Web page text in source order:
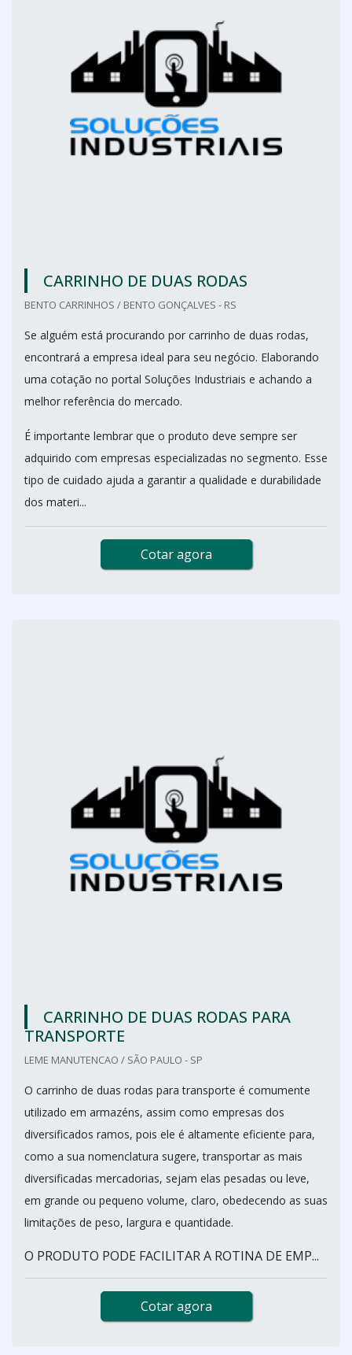
CARRINHO DE DUAS RODAS
BENTO CARRINHOS / BENTO GONÇALVES - RS
Se alguém está procurando por carrinho de duas rodas,
encontrará a empresa ideal para seu negócio. Elaborando
uma cotação no portal Soluções Industriais e achando a
melhor referência do mercado.
É importante lembrar que o produto deve sempre ser
adquirido com empresas especializadas no segmento. Esse
tipo de cuidado ajuda a garantir a qualidade e durabilidade
dos materi...
Cotar agora
CARRINHO DE DUAS RODAS PARA
TRANSPORTE
LEME MANUTENCAO / SÃO PAULO - SP
O carrinho de duas rodas para transporte é comumente
utilizado em armazéns, assim como empresas dos
diversificados ramos, pois ele é altamente eficiente para,
como a sua nomenclatura sugere, transportar as mais
diversificadas mercadorias, sejam elas pesadas ou leve,
em grande ou pequeno volume, claro, obedecendo as suas
limitações de peso, largura e quantidade.
O PRODUTO PODE FACILITAR A ROTINA DE EMP...
Cotar agora